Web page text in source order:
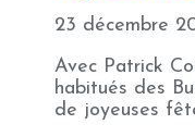
23 décembre
Avec Patrick
habitués des
de joyeuses